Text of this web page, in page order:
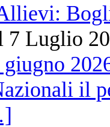
7 Luglio